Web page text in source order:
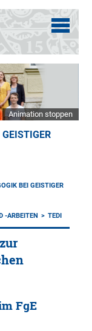
Animation stoppen
BEI GEISTIGER
-ARBEITEN
TEDI
FgE